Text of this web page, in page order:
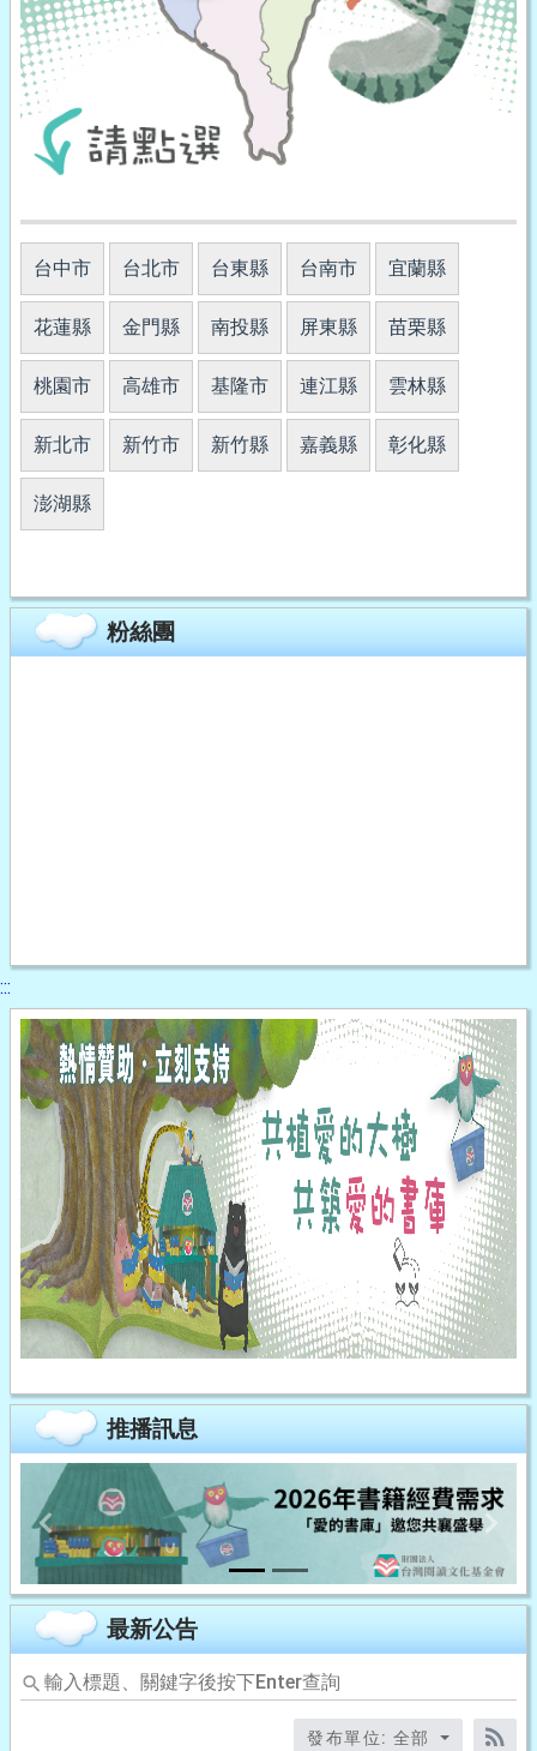
台中市 台北市 台東縣 台南市 宜蘭縣
花蓮縣 金門縣 南投縣 屏東縣 苗栗縣
桃園市 高雄市 基隆市 連江縣 雲林縣
新北市 新竹市 新竹縣 嘉義縣 彰化縣
澎湖縣
粉絲團
:::
推播訊息
Previous Next
最新公告
輸
入
發布單位: 全部